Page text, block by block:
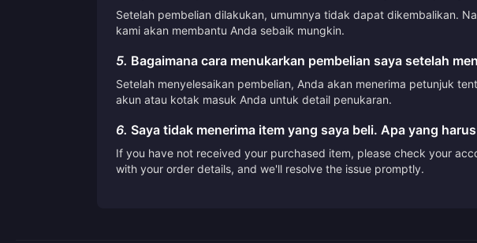
Setelah pembelian dilakukan, umumnya tidak dapat dikembalikan.
kami akan membantu Anda sebaik mungkin.
5. Bagaimana cara menukarkan pembelian saya setelah
Setelah menyelesaikan pembelian, Anda akan menerima petunjuk
akun atau kotak masuk Anda untuk detail penukaran.
6. Saya tidak menerima item yang saya beli. Apa yang
If you have not received your purchased item, please check your
with your order details, and we'll resolve the issue promptly.